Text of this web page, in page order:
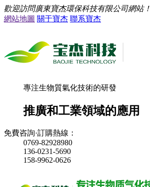
歡迎訪問廣東寶杰環保科技有限公司網站！
網站地圖 關于寶杰 聯系寶杰
專注生物質氣化技術的研發
推廣和工業領域的應用
免費咨詢·訂購熱線：
0769-82928980
136-0231-5690
158-9962-0626